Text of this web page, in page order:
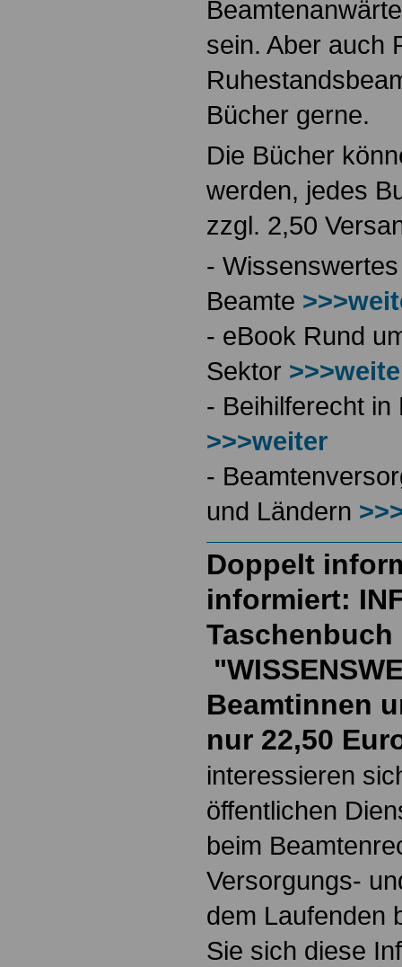
sein. Aber auch
Bücher gerne.
Die Bücher
werden, jedes
zzgl. 2,50
-
Beamte
- eBook Rund
Sektor
- Beihilferecht
>>>weiter
-
und Ländern
Doppelt
informiert:
Taschenbuch
Beamtinnen
nur 22,50
interessieren
öffentlichen
beim
Versorgungs-
dem Laufenden
Sie sich diese